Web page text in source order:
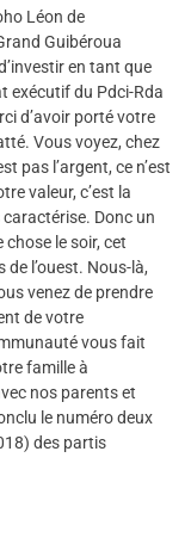
Léon de
Guibéroua
en tant que
exécutif du Pdci-Rda
d’avoir porté votre
Vous voyez, chez
pas l’argent, ce n’est
valeur, c’est la
Donc un
le soir, cet
de l’ouest. Nous-là,
venez de prendre
de votre
vous fait
famille à
nos parents et
le numéro deux
des partis